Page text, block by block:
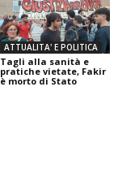
ATTUALITA' E POLITICA
Tagli alla sanità e
pratiche vietate, Fakir
è morto di Stato